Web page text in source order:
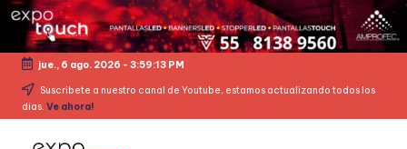
jue., 6 ago. 2026 - 3:59:13 PM
Suscribete a nuestro canal de Youtube, estamos actualizando todos los
dias. Ve ahora!